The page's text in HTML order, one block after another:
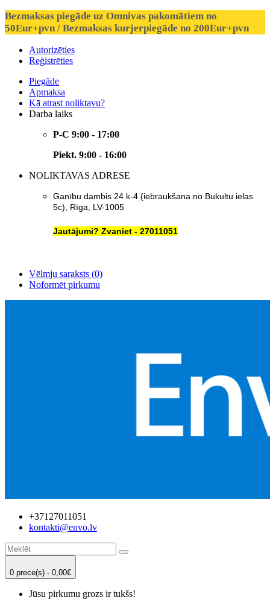
Bezmaksas piegāde uz Omnivas pakomātiem no
50Eur+pvn / Bezmaksas kurjerpiegāde no 200Eur+pvn
Autorizēties
Reģistrēties
Piegāde
Apmaksa
Kā atrast noliktavu?
Darba laiks
P-C 9:00 - 17:00
Piekt. 9:00 - 16:00
NOLIKTAVAS ADRESE
Ganību dambis 24 k-4 (iebraukšana no Bukultu ielas
5c), Rīga, LV-1005
Jautājumi? Zvaniet - 27011051
Vēlmju saraksts (0)
Noformēt pirkumu
+37127011051
kontakti@envo.lv
0 prece(s) - 0,00€
Jūsu pirkumu grozs ir tukšs!